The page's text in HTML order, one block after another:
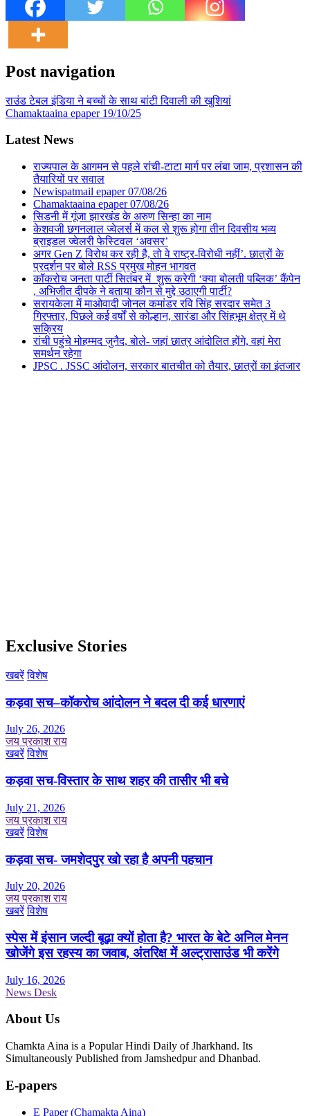
Post navigation
राउंड टेबल इंडिया ने बच्चों के साथ बांटी दिवाली की खुशियां
Chamaktaaina epaper 19/10/25
Latest News
राज्यपाल के आगमन से पहले रांची-टाटा मार्ग पर लंबा जाम, प्रशासन की
तैयारियों पर सवाल
Newispatmail epaper 07/08/26
Chamaktaaina epaper 07/08/26
सिडनी में गूंजा झारखंड के अरुण सिन्हा का नाम
केशवजी छगनलाल ज्वेलर्स में कल से शुरू होगा तीन दिवसीय भव्य
ब्राइडल ज्वेलरी फेस्टिवल ‘अवसर’
अगर Gen Z विरोध कर रही है, तो वे राष्ट्र-विरोधी नहीं’. छात्रों के
प्रदर्शन पर बोले RSS प्रमुख मोहन भागवत
कॉकरोच जनता पार्टी सितंबर में शुरू करेगी ‘क्या बोलती पब्लिक’ कैंपेन
, अभिजीत दीपके ने बताया कौन से मुद्दे उठाएगी पार्टी?
सरायकेला में माओवादी जोनल कमांडर रवि सिंह सरदार समेत 3
गिरफ्तार, पिछले कई वर्षों से कोल्हान, सारंडा और सिंहभूम क्षेत्र में थे
सक्रिय
रांची पहुंचे मोहम्मद जुनैद, बोले- जहां छात्र आंदोलित होंगे, वहां मेरा
समर्थन रहेगा
JPSC . JSSC आंदोलन, सरकार बातचीत को तैयार, छात्रों का इंतजार
Exclusive Stories
खबरें विशेष
कड़वा सच–कॉकरोच आंदोलन ने बदल दी कई धारणाएं
July 26, 2026
जय प्रकाश राय
खबरें विशेष
कड़वा सच-विस्तार के साथ शहर की तासीर भी बचे
July 21, 2026
जय प्रकाश राय
खबरें विशेष
कड़वा सच- जमशेदपुर खो रहा है अपनी पहचान
July 20, 2026
जय प्रकाश राय
खबरें विशेष
स्पेस में इंसान जल्दी बूढ़ा क्यों होता है? भारत के बेटे अनिल मेनन
खोजेंगे इस रहस्य का जवाब, अंतरिक्ष में अल्ट्रासाउंड भी करेंगे
July 16, 2026
News Desk
About Us
Chamkta Aina is a Popular Hindi Daily of Jharkhand. Its
Simultaneously Published from Jamshedpur and Dhanbad.
E-papers
E Paper (Chamakta Aina)